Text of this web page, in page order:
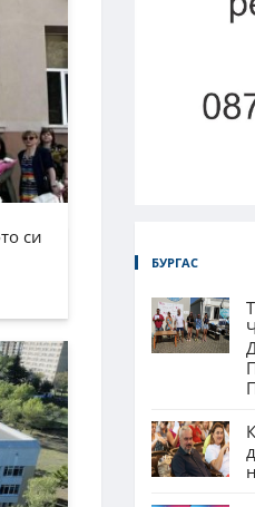
си
БУРГАС